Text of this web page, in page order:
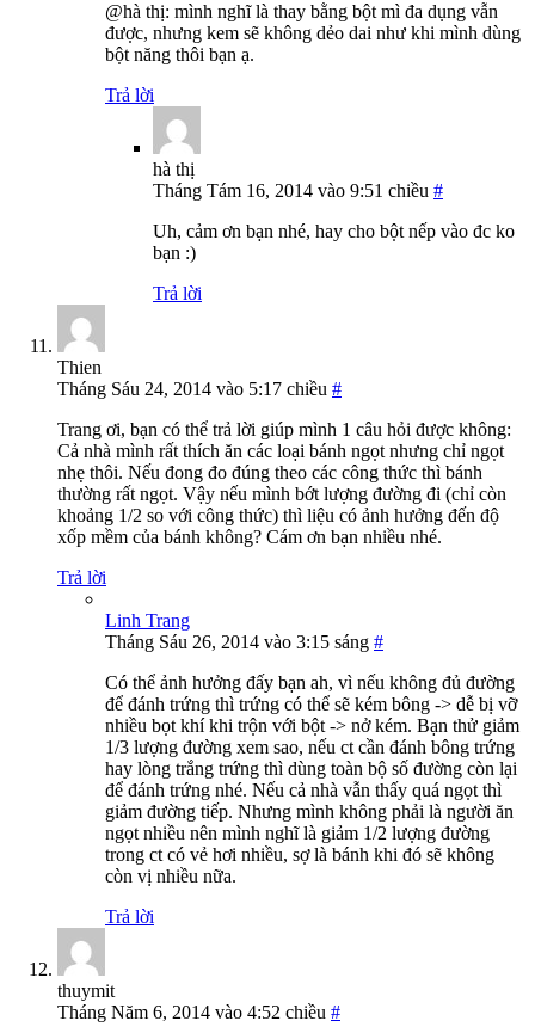
@hà thị: mình nghĩ là thay bằng bột mì đa dụng vẫn
được, nhưng kem sẽ không dẻo dai như khi mình dùng
bột năng thôi bạn ạ.
Trả lời
hà thị
Tháng Tám 16, 2014 vào 9:51 chiều #
Uh, cảm ơn bạn nhé, hay cho bột nếp vào đc ko
bạn :)
Trả lời
Thien
Tháng Sáu 24, 2014 vào 5:17 chiều #
Trang ơi, bạn có thể trả lời giúp mình 1 câu hỏi được không:
Cả nhà mình rất thích ăn các loại bánh ngọt nhưng chỉ ngọt
nhẹ thôi. Nếu đong đo đúng theo các công thức thì bánh
thường rất ngọt. Vậy nếu mình bớt lượng đường đi (chỉ còn
khoảng 1/2 so với công thức) thì liệu có ảnh hưởng đến độ
xốp mềm của bánh không? Cám ơn bạn nhiều nhé.
Trả lời
Linh Trang
Tháng Sáu 26, 2014 vào 3:15 sáng #
Có thể ảnh hưởng đấy bạn ah, vì nếu không đủ đường
để đánh trứng thì trứng có thể sẽ kém bông -> dễ bị vỡ
nhiều bọt khí khi trộn với bột -> nở kém. Bạn thử giảm
1/3 lượng đường xem sao, nếu ct cần đánh bông trứng
hay lòng trắng trứng thì dùng toàn bộ số đường còn lại
để đánh trứng nhé. Nếu cả nhà vẫn thấy quá ngọt thì
giảm đường tiếp. Nhưng mình không phải là người ăn
ngọt nhiều nên mình nghĩ là giảm 1/2 lượng đường
trong ct có vẻ hơi nhiều, sợ là bánh khi đó sẽ không
còn vị nhiều nữa.
Trả lời
thuymit
Tháng Năm 6, 2014 vào 4:52 chiều #